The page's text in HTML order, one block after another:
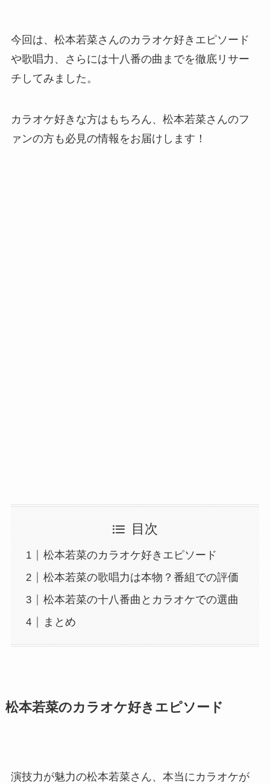
今回は、松本若菜さんのカラオケ好きエピソード
や歌唱力、さらには十八番の曲までを徹底リサー
チしてみました。
カラオケ好きな方はもちろん、松本若菜さんのフ
ァンの方も必見の情報をお届けします！
目次
松本若菜のカラオケ好きエピソード
松本若菜の歌唱力は本物？番組での評価
松本若菜の十八番曲とカラオケでの選曲
まとめ
松本若菜のカラオケ好きエピソード
演技力が魅力の松本若菜さん、本当にカラオケが